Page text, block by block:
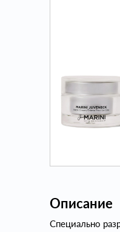
Описание
Специально